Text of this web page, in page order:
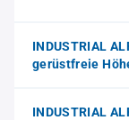
INDUSTRIAL
gerüstfreie
INDUSTRIAL